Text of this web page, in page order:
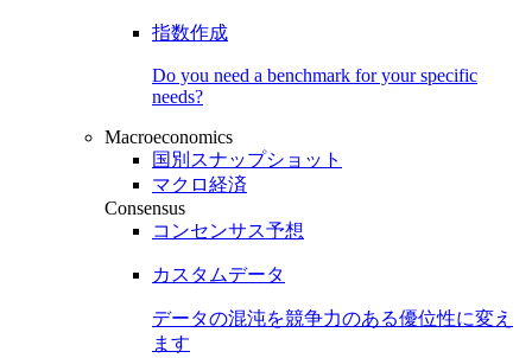
指数作成
Do you need a benchmark for your specific
needs?
Macroeconomics
国別スナップショット
マクロ経済
Consensus
コンセンサス予想
カスタムデータ
データの混沌を競争力のある優位性に変え
ます